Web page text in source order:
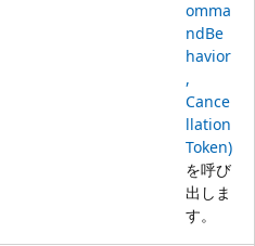
omma
ndBe
havior
,
Cance
llation
Token)
を呼び
出しま
す。